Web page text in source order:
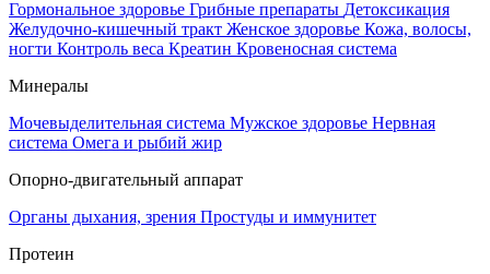
Гормональное здоровье Грибные препараты Детоксикация
Желудочно-кишечный тракт Женское здоровье Кожа, волосы,
ногти Контроль веса Креатин Кровеносная система
Минералы
Мочевыделительная система Мужское здоровье Нервная
система Омега и рыбий жир
Опорно-двигательный аппарат
Органы дыхания, зрения Простуды и иммунитет
Протеин